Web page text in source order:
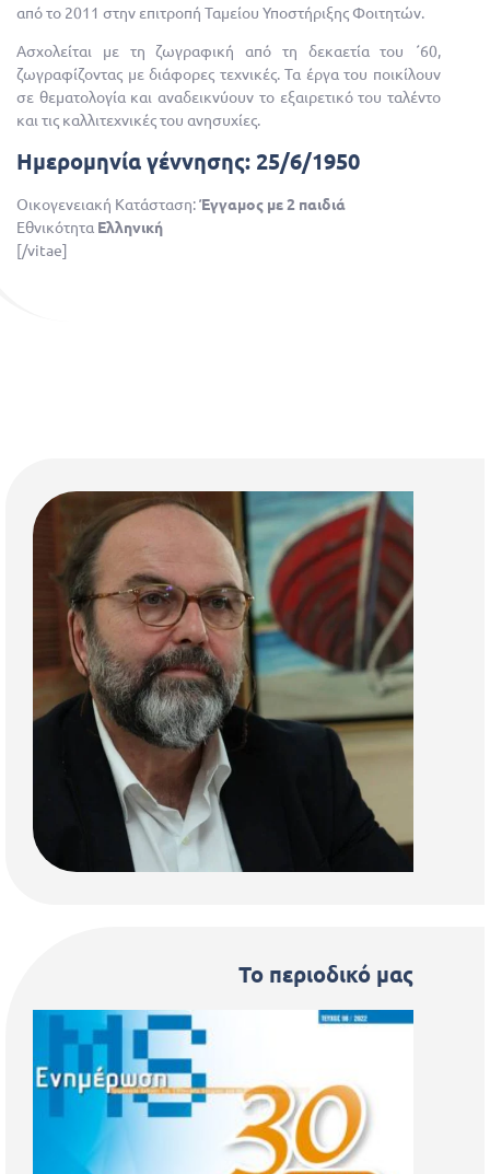
Το περιοδικό μας
από το 2011 στην επιτροπή Ταμείου Υποστήριξης Φοιτητών.
Ασχολείται με τη ζωγραφική από τη δεκαετία του ΄60,
ζωγραφίζοντας με διάφορες τεχνικές. Τα έργα του ποικίλουν
σε θεματολογία και αναδεικνύουν το εξαιρετικό του ταλέντο
και τις καλλιτεχνικές του ανησυχίες.
Ημερομηνία γέννησης: 25/6/1950
Οικογενειακή Κατάσταση:Έγγαμος με 2 παιδιά
Εθνικότητα Ελληνική
[/vitae]